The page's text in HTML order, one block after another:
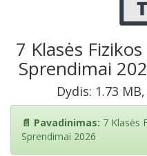
7 Klasės
Sprendimai
Dydis: 1.73
📄 Pavadinimas: 7 Klasės
Sprendimai 2026